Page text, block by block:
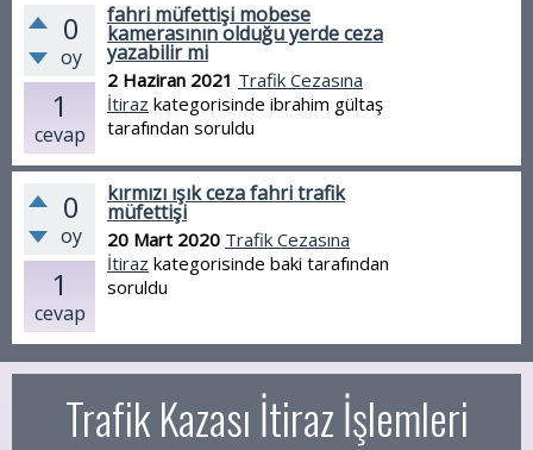
0
oy
1
cevap
fahri müfettişi mobese
kamerasının olduğu yerde ceza
yazabilir mi
2 Haziran 2021 Trafik Cezasına
İtiraz kategorisinde ibrahim gültaş
tarafından soruldu
0
oy
1
cevap
kırmızı ışık ceza fahri trafik
müfettişi
20 Mart 2020 Trafik Cezasına
İtiraz kategorisinde baki tarafından
soruldu
Trafik Kazası İtiraz İşlemleri